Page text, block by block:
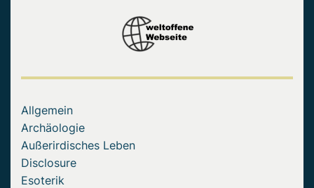
Allgemein
Archäologie
Außerirdisches Leben
Disclosure
Esoterik